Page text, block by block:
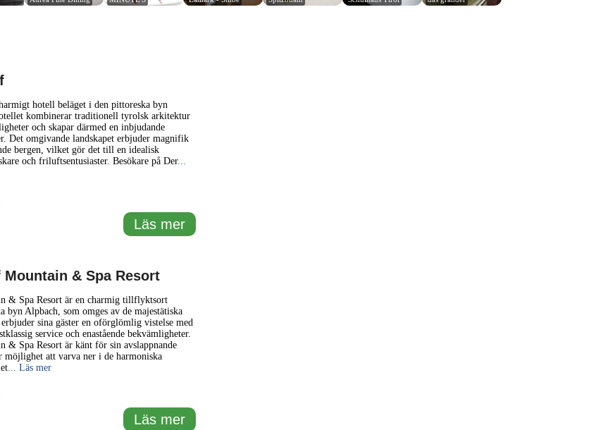
hotell beläget i den pittoreska byn
kombinerar traditionell tyrolsk arkitektur
och skapar därmed en inbjudande
Det omgivande landskapet erbjuder magnifik
bergen, vilket gör det till en idealisk
och friluftsentusiaster. Besökare på Der...
Läs mer
& Spa Resort
& Spa Resort är en charmig tillflyktsort
byn Alpbach, som omges av de majestätiska
sina gäster en oförglömlig vistelse med
service och enastående bekvämligheter.
& Spa Resort är känt för sin avslappnande
möjlighet att varva ner i de harmoniska
... Läs mer
Läs mer